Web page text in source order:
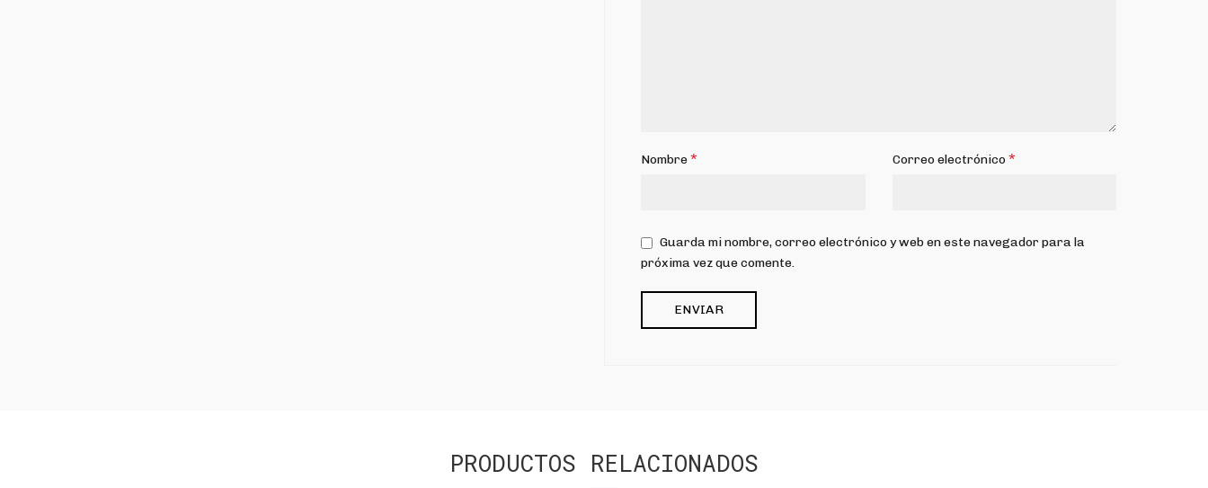
Nombre* Correo electrónico*
Guarda mi nombre, correo electrónico y web en este navegador para la
próxima vez que comente.
PRODUCTOS RELACIONADOS